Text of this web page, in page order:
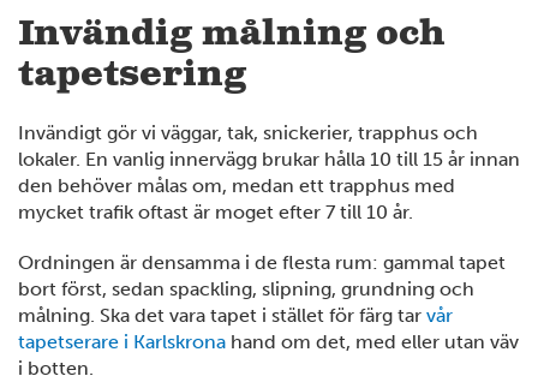
Invändig målning och
tapetsering
Invändigt gör vi väggar, tak, snickerier, trapphus och
lokaler. En vanlig innervägg brukar hålla 10 till 15 år innan
den behöver målas om, medan ett trapphus med
mycket trafik oftast är moget efter 7 till 10 år.
Ordningen är densamma i de flesta rum: gammal tapet
bort först, sedan spackling, slipning, grundning och
målning. Ska det vara tapet i stället för färg tar vår
tapetserare i Karlskrona hand om det, med eller utan väv
i botten.